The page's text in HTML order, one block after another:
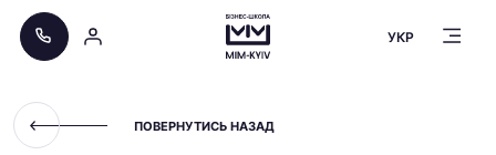
УКР
ПОВЕРНУТИСЬ НАЗАД